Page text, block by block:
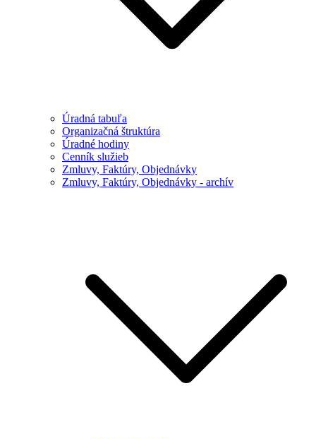
Úradná tabuľa
Organizačná štruktúra
Úradné hodiny
Cenník služieb
Zmluvy, Faktúry, Objednávky
Zmluvy, Faktúry, Objednávky - archív